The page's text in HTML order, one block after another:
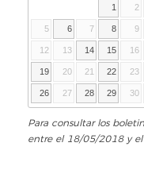
1 2
5 6 7 8 9
12 13 14 15 16
19 20 21 22 23
26 27 28 29 30
Para consultar los
entre el 18/05/2018 y